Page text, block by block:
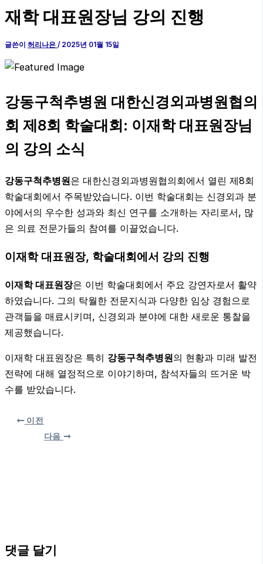
재학 대표원장님 강의 진행
글쓴이 허리나은 / 2025년 01월 15일
강동구척추병원 대한신경외과병원협의
회 제8회 학술대회: 이재학 대표원장님
의 강의 소식
강동구척추병원은 대한신경외과병원협의회에서 열린 제8회
학술대회에서 주목받았습니다. 이번 학술대회는 신경외과 분
야에서의 우수한 성과와 최신 연구를 소개하는 자리로서, 많
은 의료 전문가들의 참여를 이끌었습니다.
이재학 대표원장, 학술대회에서 강의 진행
이재학 대표원장은 이번 학술대회에서 주요 강연자로서 활약
하였습니다. 그의 탁월한 전문지식과 다양한 임상 경험으로
관객들을 매료시키며, 신경외과 분야에 대한 새로운 통찰을
제공했습니다.
이재학 대표원장은 특히 강동구척추병원의 현황과 미래 발전
전략에 대해 열정적으로 이야기하며, 참석자들의 뜨거운 박
수를 받았습니다.
이전
다음
댓글 달기